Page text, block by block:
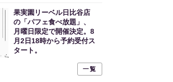
果実園リーベル日比谷店
の「パフェ食べ放題」、
月曜日限定で開催決定。8
月2日18時から予約受付ス
タート。
一覧